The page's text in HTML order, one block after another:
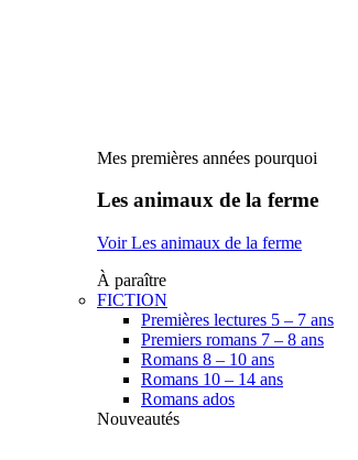
Mes premières années pourquoi
Les animaux de la ferme
Voir Les animaux de la ferme
À paraître
FICTION
Premières lectures 5 – 7 ans
Premiers romans 7 – 8 ans
Romans 8 – 10 ans
Romans 10 – 14 ans
Romans ados
Nouveautés